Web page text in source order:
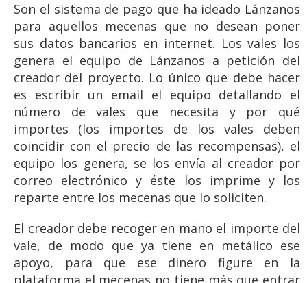
Son el sistema de pago que ha ideado Lánzanos
para aquellos mecenas que no desean poner
sus datos bancarios en internet. Los vales los
genera el equipo de Lánzanos a petición del
creador del proyecto. Lo único que debe hacer
es escribir un email el equipo detallando el
número de vales que necesita y por qué
importes (los importes de los vales deben
coincidir con el precio de las recompensas), el
equipo los genera, se los envía al creador por
correo electrónico y éste los imprime y los
reparte entre los mecenas que lo soliciten.
El creador debe recoger en mano el importe del
vale, de modo que ya tiene en metálico ese
apoyo, para que ese dinero figure en la
plataforma el mecenas no tiene más que entrar